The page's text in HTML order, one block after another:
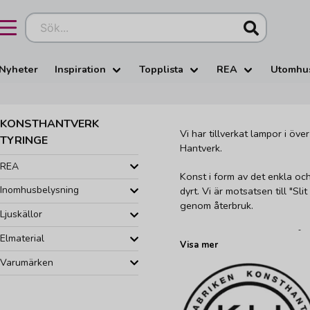
Sök...
Inspiration Topplista REA
KONSTHANTVERK
TYRINGE
REA
Inomhusbelysning
Ljuskällor
Elmaterial
Varumärken
Vi har tillverkat lampor i
Hantverk.
Konst i form av det enkla
dyrt. Vi är motsatsen till
genom återbruk.
Vi är Konsthantverk, en
Visa mer